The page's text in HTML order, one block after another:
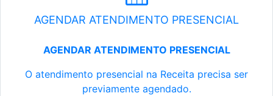
AGENDAR ATENDIMENTO PRESENCIAL
AGENDAR ATENDIMENTO PRESENCIAL
O atendimento presencial na Receita precisa ser
previamente agendado.